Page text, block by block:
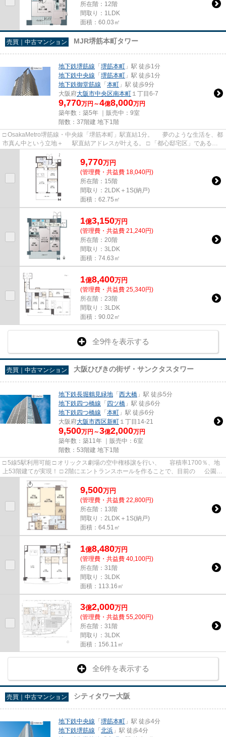
所在階：12階
間取り：1LDK
面積：60.03㎡
売買｜中古マンション MJR堺筋本町タワー
地下鉄堺筋線 「 堺筋本町 」駅 徒歩1分
地下鉄中央線 「 堺筋本町 」駅 徒歩1分
地下鉄御堂筋線 「 本町 」駅 徒歩9分
大阪府大阪市中央区南本町 １丁目6-7
9,770万円～4億8,000万円
築年数：築5年 ｜販売中： 9室
階数：37階建 地下1階
□ OsakaMetro堺筋線・中央線「堺筋本町」駅直結1分。 夢のような生活を、都
市真ん中という立地＋ 駅直結アドレスが叶える。 □ 「都心邸宅区」である船
場。 オフィスや商業施...
9,770万円
(管理費・共益費 18,040円)
所在階：15階
間取り：2LDK＋1S(納戸)
面積：62.75㎡
1億3,150万円
(管理費・共益費 21,240円)
所在階：20階
間取り：3LDK
面積：74.63㎡
1億8,400万円
(管理費・共益費 25,340円)
所在階：23階
間取り：3LDK
面積：90.02㎡
全9件を表示する
売買｜中古マンション 大阪ひびきの街ザ・サンクタスタワー
地下鉄長堀鶴見緑地 「 西大橋 」駅 徒歩5分
地下鉄四つ橋線 「 四ツ橋 」駅 徒歩6分
地下鉄四つ橋線 「 本町 」駅 徒歩6分
大阪府大阪市西区新町 １丁目14-21
9,500万円～3億2,000万円
築年数：築11年 ｜販売中： 6室
階数：53階建 地下1階
□ 5線5駅利用可能 □ オリックス劇場の空中権移譲を行い、 容積率1700％、地
上53階建てが実現！ □ 2階にエントランスホールを作ることで、目前の 公園の
緑を感じ、人の目線は気...
9,500万円
(管理費・共益費 22,800円)
所在階：13階
間取り：2LDK＋1S(納戸)
面積：64.51㎡
1億8,480万円
(管理費・共益費 40,100円)
所在階：31階
間取り：3LDK
面積：113.16㎡
3億2,000万円
(管理費・共益費 55,200円)
所在階：31階
間取り：3LDK
面積：156.11㎡
全6件を表示する
売買｜中古マンション シティタワー大阪
地下鉄中央線 「 堺筋本町 」駅 徒歩4分
地下鉄堺筋線 「 北浜 」駅 徒歩4分